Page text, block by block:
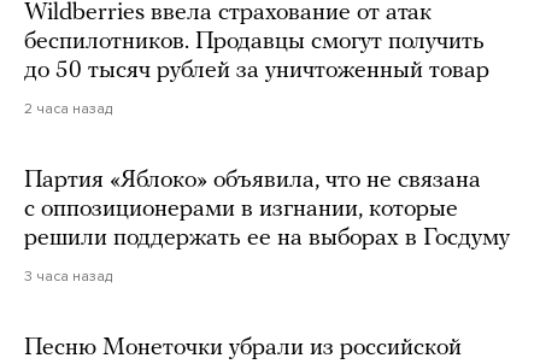
Wildberries ввела страхование от атак
беспилотников. Продавцы смогут получить
до 50 тысяч рублей за уничтоженный товар
2 часа назад
Партия «Яблоко» объявила, что не связана
с оппозиционерами в изгнании, которые
решили поддержать ее на выборах в Госдуму
3 часа назад
Песню Монеточки убрали из российской